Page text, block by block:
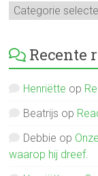
Mijn
verhalen
Recente
Henriëtte op
Beatrijs op
Debbie op
waarop hij dreef.